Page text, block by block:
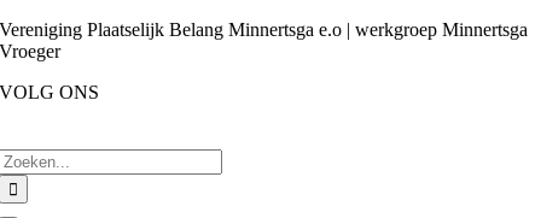
Ga
naar
Vereniging Plaatselijk Belang Minnertsga e.o | werkgroep Minnertsga
Vroeger
VOLG ONS